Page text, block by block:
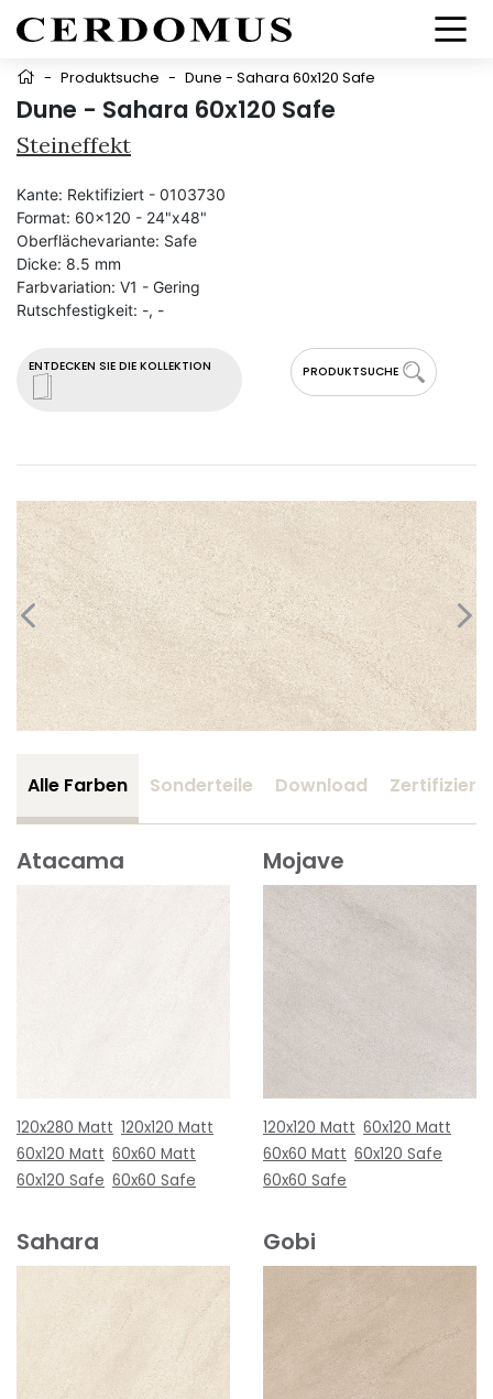
- Produktsuche - Dune - Sahara 60x120 Safe
Dune - Sahara 60x120 Safe
Steineffekt
ENTDECKEN SIE DIE KOLLEKTION PRODUKTSUCHE
Kante: Rektifiziert - 0103730
Format: 60x120 - 24"x48"
Oberflächevariante: Safe
Dicke: 8.5 mm
Farbvariation: V1 - Gering
Rutschfestigkeit: -, -
Alle Farben Sonderteile Download
Atacama
120x280 Matt 120x120 Matt
60x120 Matt 60x60 Matt
60x120 Safe 60x60 Safe
Mojave
120x120 Matt 60x120 Matt
60x60 Matt 60x120 Safe
60x60 Safe
Sahara Gobi